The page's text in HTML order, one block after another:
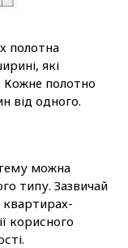
полотна
які
полотно
від одного.
можна
типу. Зазвичай
корисного